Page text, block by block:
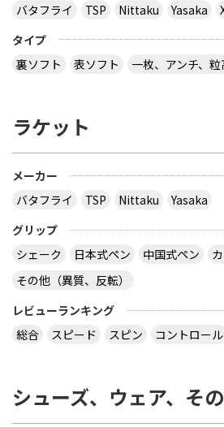
バタフライ
TSP Nittaku Yasaka
タイプ
裏ソフト
表ソフト 一枚、アンチ、粒
ラケット
メーカー
バタフライ
TSP Nittaku
Yasaka
グリップ
シェーク
日本式ペン 中国式ペン
その他（異質、反転）
レビューランキング
総合
スピード スピン コントロール
シューズ、ウェア、そ